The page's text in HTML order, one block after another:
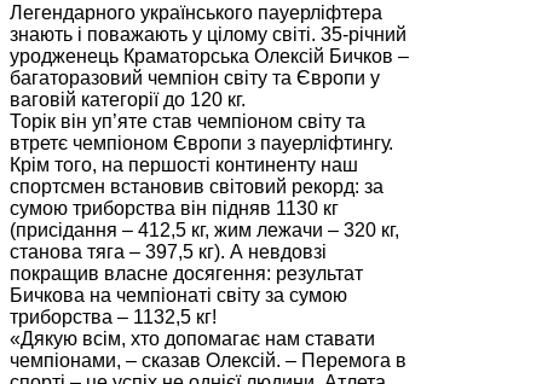
Легендарного українського пауерліфтера
знають і поважають у цілому світі. 35-річний
уродженець Краматорська Олексій Бичков –
багаторазовий чемпіон світу та Європи у
ваговій категорії до 120 кг.
Торік він уп’яте став чемпіоном світу та
втретє чемпіоном Європи з пауерліфтингу.
Крім того, на першості континенту наш
спортсмен встановив світовий рекорд: за
сумою триборства він підняв 1130 кг
(присідання – 412,5 кг, жим лежачи – 320 кг,
станова тяга – 397,5 кг). А невдовзі
покращив власне досягення: результат
Бичкова на чемпіонаті світу за сумою
триборства – 1132,5 кг!
«Дякую всім, хто допомагає нам ставати
чемпіонами, – сказав Олексій. – Перемога в